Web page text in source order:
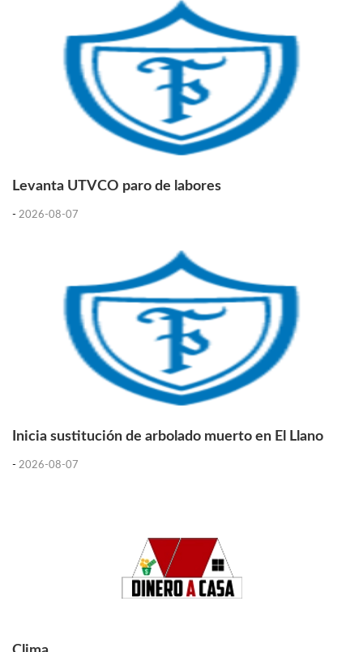
Levanta UTVCO paro de labores
- 2026-08-07
Inicia sustitución de arbolado muerto en El Llano
- 2026-08-07